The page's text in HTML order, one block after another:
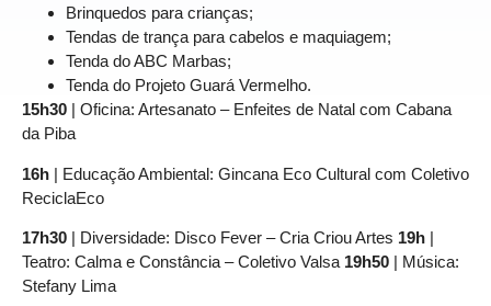
Brinquedos para crianças;
Tendas de trança para cabelos e maquiagem;
Tenda do ABC Marbas;
Tenda do Projeto Guará Vermelho.
15h30 | Oficina: Artesanato – Enfeites de Natal com Cabana
da Piba
16h | Educação Ambiental: Gincana Eco Cultural com Coletivo
ReciclaEco
17h30 | Diversidade: Disco Fever – Cria Criou Artes 19h |
Teatro: Calma e Constância – Coletivo Valsa 19h50 | Música:
Stefany Lima